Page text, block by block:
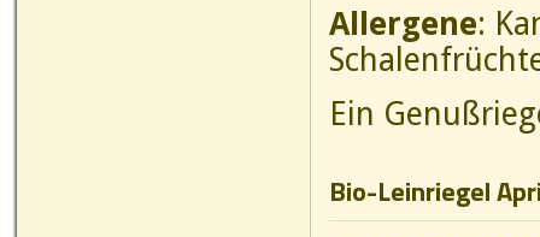
Allergene:
Ein
Bio-Leinriegel